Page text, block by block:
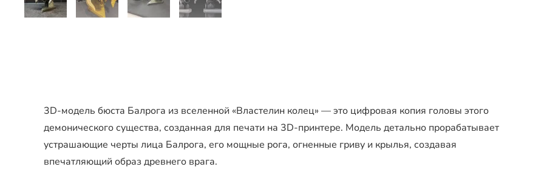
3D-модель бюста Балрога из вселенной «Властелин колец» — это цифровая копия головы этого
демонического существа, созданная для печати на 3D-принтере. Модель детально прорабатывает
устрашающие черты лица Балрога, его мощные рога, огненные гриву и крылья, создавая
впечатляющий образ древнего врага.